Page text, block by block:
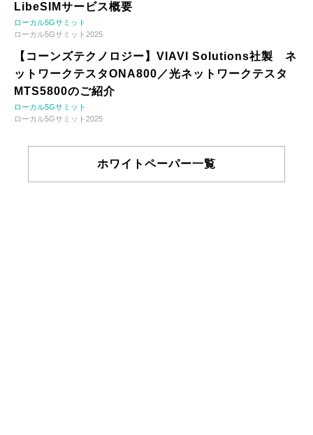
LibeSIMサービス概要
ローカル5Gサミット
ローカル5Gサミット2025
【コーンズテクノロジー】VIAVI Solutions社製 ネ
ットワークテスタONA800／光ネットワークテスタ
MTS5800のご紹介
ローカル5Gサミット
ローカル5Gサミット2025
ホワイトペーパー一覧